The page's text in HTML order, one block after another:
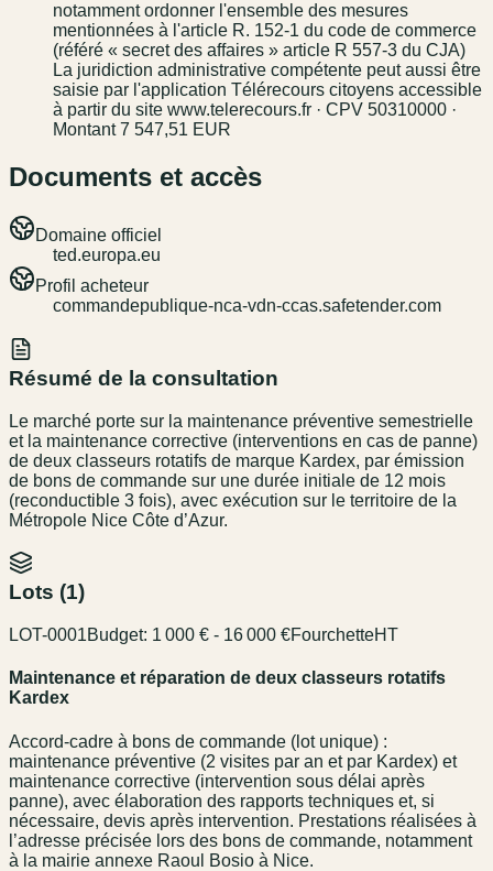
notamment ordonner l'ensemble des mesures
mentionnées à l'article R. 152-1 du code de commerce
(référé « secret des affaires » article R 557-3 du CJA)
La juridiction administrative compétente peut aussi être
saisie par l'application Télérecours citoyens accessible
à partir du site www.telerecours.fr · CPV 50310000 ·
Montant 7 547,51 EUR
Documents et accès
Domaine officiel
ted.europa.eu
Profil acheteur
commandepublique-nca-vdn-ccas.safetender.com
Résumé de la consultation
Le marché porte sur la maintenance préventive semestrielle
et la maintenance corrective (interventions en cas de panne)
de deux classeurs rotatifs de marque Kardex, par émission
de bons de commande sur une durée initiale de 12 mois
(reconductible 3 fois), avec exécution sur le territoire de la
Métropole Nice Côte d’Azur.
Lots (1)
LOT-0001Budget: 1 000 € - 16 000 €FourchetteHT
Maintenance et réparation de deux classeurs rotatifs
Kardex
Accord-cadre à bons de commande (lot unique) :
maintenance préventive (2 visites par an et par Kardex) et
maintenance corrective (intervention sous délai après
panne), avec élaboration des rapports techniques et, si
nécessaire, devis après intervention. Prestations réalisées à
l’adresse précisée lors des bons de commande, notamment
à la mairie annexe Raoul Bosio à Nice.